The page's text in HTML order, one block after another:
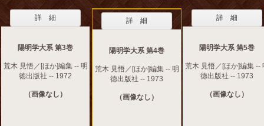
詳 細
陽明学大系 第3巻
荒木 見悟／[ほか]編集 -- 明
徳出版社 -- 1972
（画像なし）
詳 細
陽明学大系 第4巻
荒木 見悟／[ほか]編集 -- 明
徳出版社 -- 1973
（画像なし）
詳 細
陽明学大系 第5巻
荒木 見悟／[ほか]編集 --
徳出版社 -- 1973
（画像なし）